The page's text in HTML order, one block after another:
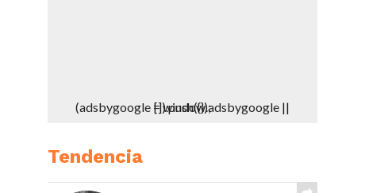
(adsbygoogle = window.adsbygoogle || []).push({});
Tendencia